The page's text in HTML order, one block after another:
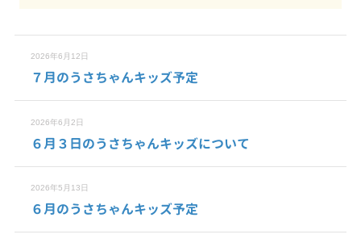
2026年6月12日
７月のうさちゃんキッズ予定
2026年6月2日
６月３日のうさちゃんキッズについて
2026年5月13日
６月のうさちゃんキッズ予定